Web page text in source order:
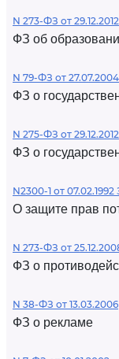
N 273-ФЗ от 29.12.2012
ФЗ об
N 79-ФЗ от 27.07.2004
ФЗ о
N 275-ФЗ от 29.12.2012
ФЗ о
N2300-1 от
О защите прав
N 273-ФЗ от
ФЗ о
N 38-ФЗ от 13.03.2006
ФЗ о рекламе